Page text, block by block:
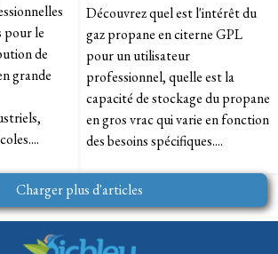
pour le
de
grande
Découvrez quel est l'intérêt du
gaz propane en citerne GPL
pour un utilisateur
professionnel, quelle est la
capacité de stockage du propane
en gros vrac qui varie en fonction
des besoins spécifiques....
Charger plus d'articles